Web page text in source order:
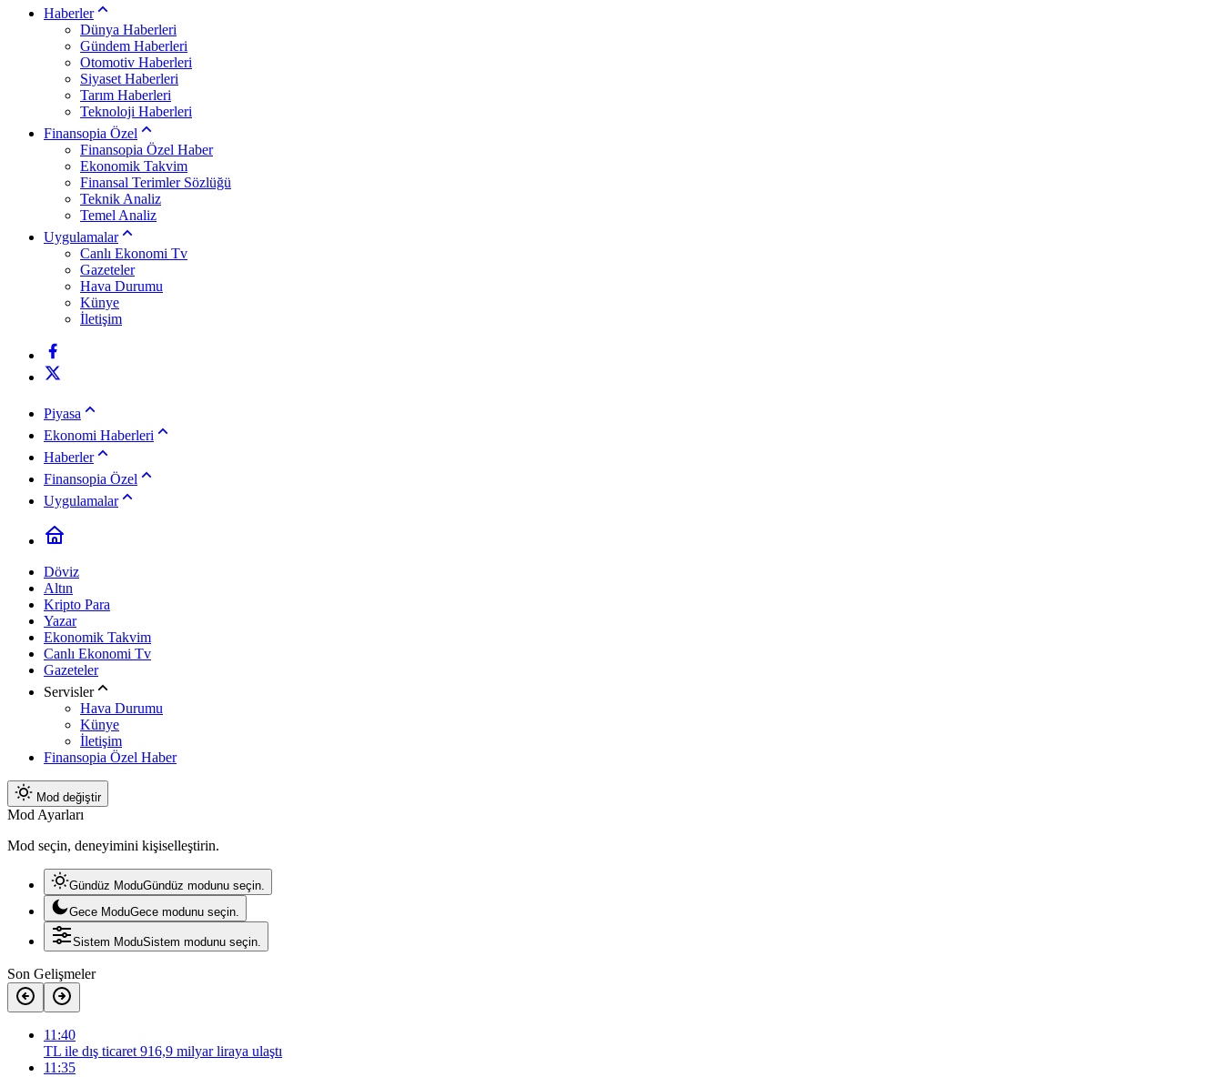
Haberler
Dünya Haberleri
Gündem Haberleri
Otomotiv Haberleri
Siyaset Haberleri
Tarım Haberleri
Teknoloji Haberleri
Finansopia Özel
Finansopia Özel Haber
Ekonomik Takvim
Finansal Terimler Sözlüğü
Teknik Analiz
Temel Analiz
Uygulamalar
Canlı Ekonomi Tv
Gazeteler
Hava Durumu
Künye
İletişim
Piyasa
Ekonomi Haberleri
Haberler
Finansopia Özel
Uygulamalar
Döviz
Altın
Kripto Para
Yazar
Ekonomik Takvim
Canlı Ekonomi Tv
Gazeteler
Servisler
Hava Durumu
Künye
İletişim
Finansopia Özel Haber
Mod değiştir
Mod Ayarları
Mod seçin, deneyimini kişiselleştirin.
Gündüz ModuGündüz modunu seçin.
Gece ModuGece modunu seçin.
Sistem ModuSistem modunu seçin.
Son Gelişmeler
11:40
TL ile dış ticaret 916,9 milyar liraya ulaştı
11:35